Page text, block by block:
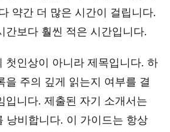
약간 더 많은 시간이 걸립니다.
간보다 훨씬 적은 시간입니다.
첫인상이 아니라 제목입니다. 하
을 주의 깊게 읽는지 여부를 결
입니다. 제출된 자기 소개서는
낭비합니다. 이 가이드는 항상